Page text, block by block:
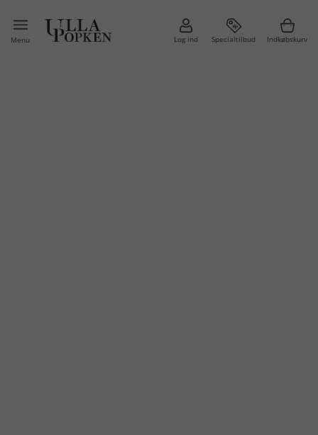
Menu Log ind Specialtilbud Indkøbskurv